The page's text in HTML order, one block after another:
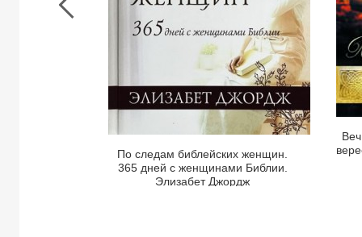
По следам библейских женщин.
365 дней с женщинами Библии.
Элизабет Джордж
с
женщинами
Элизабет
Джордж